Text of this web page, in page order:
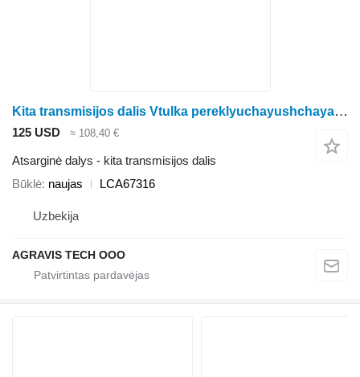
Kita transmisijos dalis Vtulka pereklyuchayushchaya LCA67316 rotorinės javapjovės Kemper 4500
125 USD ≈ 108,40 €
Atsarginė dalys - kita transmisijos dalis
Būklė naujas LCA67316
Uzbekija
AGRAVIS TECH OOO